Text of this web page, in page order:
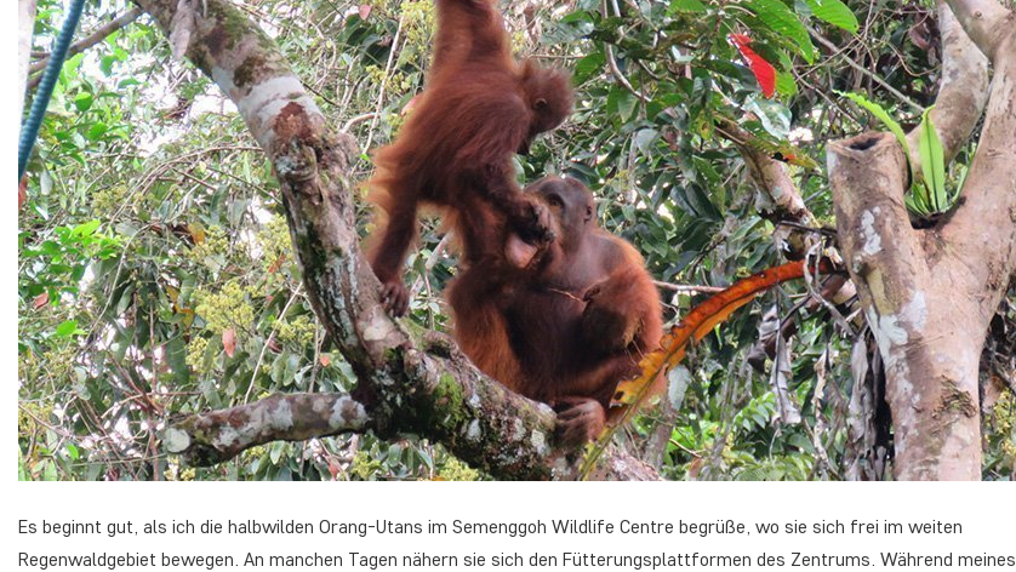
Es beginnt gut, als ich die halbwilden Orang-Utans im Semenggoh Wildlife Centre begrüße, wo sie sich frei im weiten
Regenwaldgebiet bewegen. An manchen Tagen nähern sie sich den Fütterungsplattformen des Zentrums. Während meines